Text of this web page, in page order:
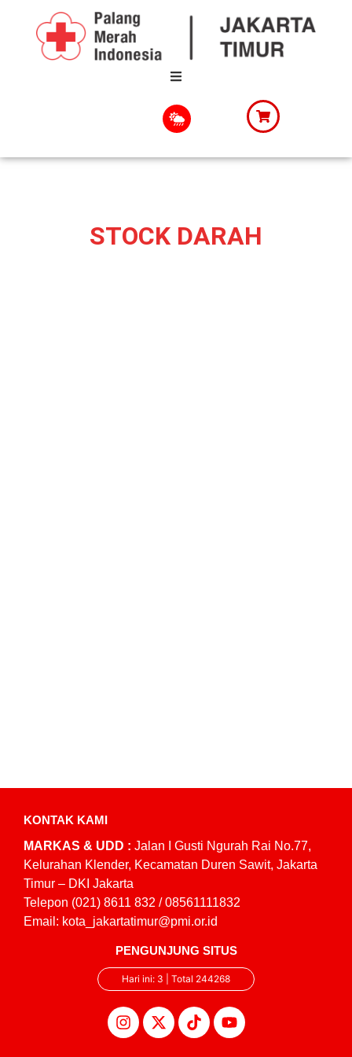
STOCK DARAH
KONTAK KAMI
MARKAS & UDD : Jalan I Gusti Ngurah Rai No.77,
Kelurahan Klender, Kecamatan Duren Sawit, Jakarta
Timur – DKI Jakarta
Telepon (021) 8611 832 / 08561111832
Email: kota_jakartatimur@pmi.or.id
PENGUNJUNG SITUS
Hari ini: 3 | Total 244268